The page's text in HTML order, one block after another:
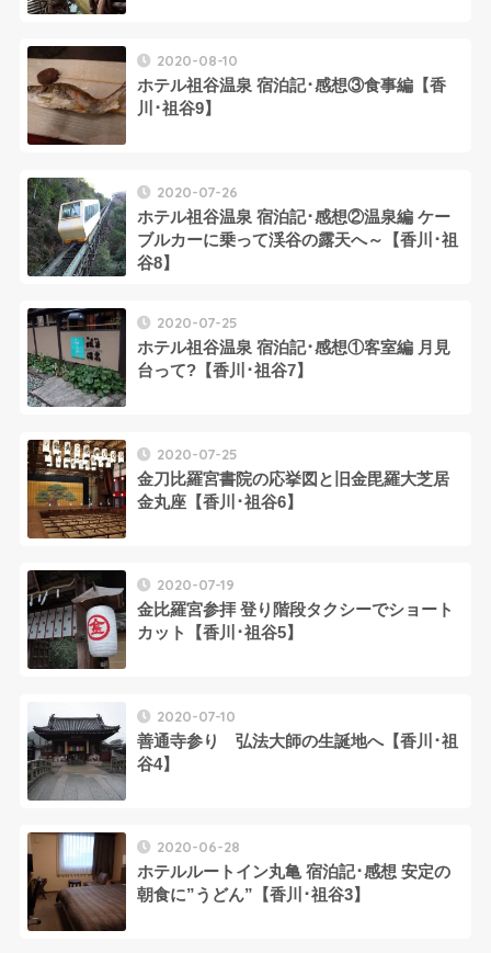
2020-08-10
ホテル祖谷温泉 宿泊記･感想③食事編【香
川･祖谷9】
2020-07-26
ホテル祖谷温泉 宿泊記･感想②温泉編 ケー
ブルカーに乗って渓谷の露天へ～【香川･祖
谷8】
2020-07-25
ホテル祖谷温泉 宿泊記･感想①客室編 月見
台って?【香川･祖谷7】
2020-07-25
金刀比羅宮書院の応挙図と旧金毘羅大芝居
金丸座【香川･祖谷6】
2020-07-19
金比羅宮参拝 登り階段タクシーでショート
カット【香川･祖谷5】
2020-07-10
善通寺参り 弘法大師の生誕地へ【香川･祖
谷4】
2020-06-28
ホテルルートイン丸亀 宿泊記･感想 安定の
朝食に”うどん”【香川･祖谷3】